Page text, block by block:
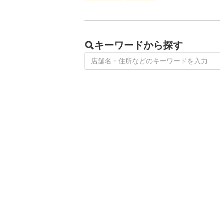
キーワードから探す